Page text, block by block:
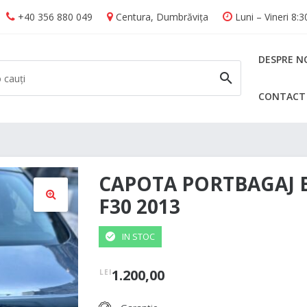
+40 356 880 049 Centura, Dumbrăvița Luni – Vineri
CAUTĂ
DESPRE
CONTACT
🔍
CAPOTA PORTBAGAJ
F30 2013
IN STOC
LEI1.200,00